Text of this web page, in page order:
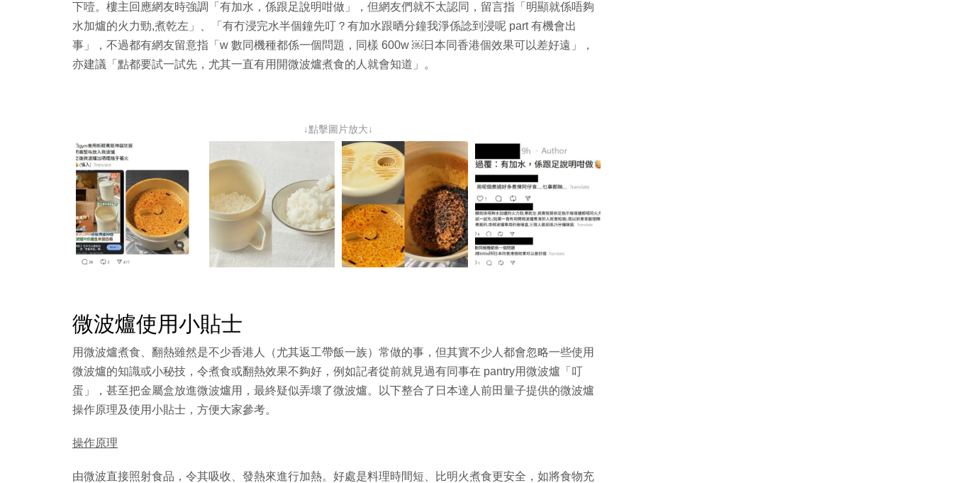
下噎。樓主回應網友時強調「有加水，係跟足說明咁做」，但網友們就不太認同，留言指「明顯就係唔夠
水加爐的火力勁,煮乾左」、「有冇浸完水半個鐘先叮？有加水跟晒分鐘我淨係諗到浸呢 part 有機會出
事」，不過都有網友留意指「w 數同機種都係一個問題，同樣 600w ￼日本同香港個效果可以差好遠」，
亦建議「點都要試一試先，尤其一直有用開微波爐煮食的人就會知道」。
↓點擊圖片放大↓
微波爐使用小貼士
用微波爐煮食、翻熱雖然是不少香港人（尤其返工帶飯一族）常做的事，但其實不少人都會忽略一些使用
微波爐的知識或小秘技，令煮食或翻熱效果不夠好，例如記者從前就見過有同事在 pantry用微波爐「叮
蛋」，甚至把金屬盒放進微波爐用，最終疑似弄壞了微波爐。以下整合了日本達人前田量子提供的微波爐
操作原理及使用小貼士，方便大家參考。
操作原理
由微波直接照射食品，令其吸收、發熱來進行加熱。好處是料理時間短、比明火煮食更安全，如將食物充